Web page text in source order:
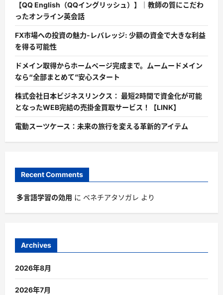
【QQ English（QQイングリッシュ）】｜教師の質にこだわ
ったオンライン英会話
FX市場への投資の魅力-レバレッジ: 少額の資金で大きな利益
を得る可能性
ドメイン取得からホームページ完成まで。ムームードメイン
なら“全部まとめて”安心スタート
株式会社日本ビジネスリンクス： 最短2時間で資金化が可能
となったWEB完結の売掛金買取サービス！【LINK】
電動スーツケース：未来の旅行を変える革新的アイテム
Recent Comments
多言語学習の効用 に ベネチアタソガレ より
Archives
2026年8月
2026年7月